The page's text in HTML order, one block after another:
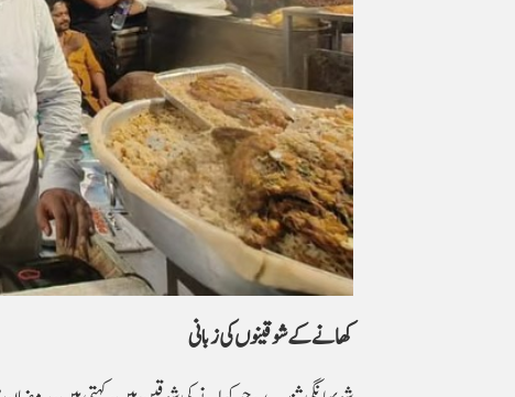
کھانے کے شوقینوں کی زبانی